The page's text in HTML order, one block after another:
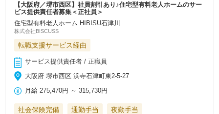
【大阪府／堺市西区】社員割引あり♪住宅型有料老人ホームのサー
ビス提供責任者募集＜正社員＞
住宅型有料老人ホーム HIBISU石津川
株式会社BISCUSS
転職支援サービス経由
サービス提供責任者 / 正職員
大阪府 堺市西区 浜寺石津町東2-5-27
月給 275,470円 ～315,730円
社会保険完備 通勤手当 夜勤手当